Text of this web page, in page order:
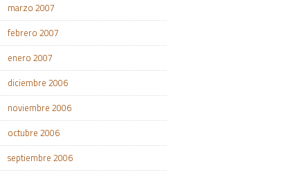
marzo 2007
febrero 2007
enero 2007
diciembre 2006
noviembre 2006
octubre 2006
septiembre 2006